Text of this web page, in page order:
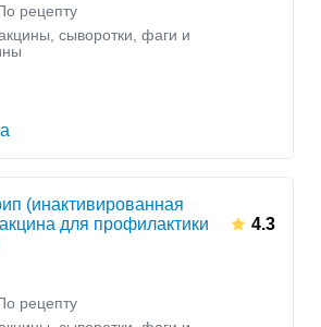
рецепту
сыворотки, фаги и
(инактивированная
для профилактики
4.3
рецепту